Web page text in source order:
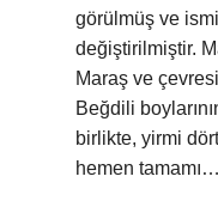
görülmüş ve
değiştirilmiştir.
Maraş ve
Beğdili
birlikte, yirmi
hemen tamamı…